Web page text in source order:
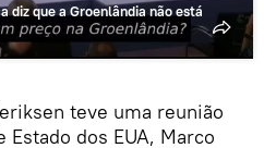
diz que a Groenlândia não está
teve uma reunião
dos EUA, Marco